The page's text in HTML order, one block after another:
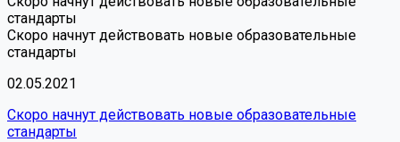
стандарты
Скоро начнут действовать новые образовательные
стандарты
02.05.2021
Скоро начнут действовать новые образовательные
стандарты